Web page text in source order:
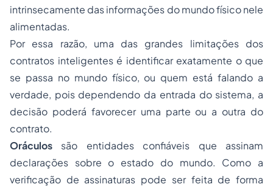
intrinsecamente das informações do mundo físico nele
alimentadas.
Por essa razão, uma das grandes limitações dos
contratos inteligentes é identificar exatamente o que
se passa no mundo físico, ou quem está falando a
verdade, pois dependendo da entrada do sistema, a
decisão poderá favorecer uma parte ou a outra do
contrato.
Oráculos são entidades confiáveis que assinam
declarações sobre o estado do mundo. Como a
verificação de assinaturas pode ser feita de forma